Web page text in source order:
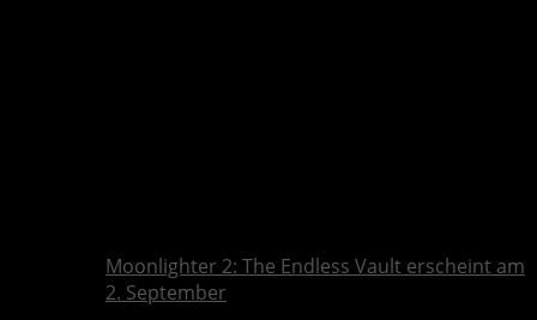
Moonlighter 2: The Endless Vault erscheint am
2. September